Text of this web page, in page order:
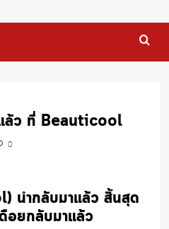
ล้ว ที่ Beauticool
0
นำกลับมาแล้ว สิ้นสุด
อยกลับมาแล้ว